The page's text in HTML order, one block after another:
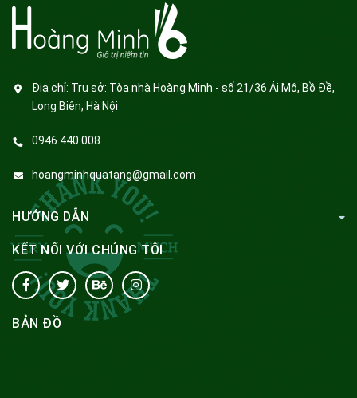
Địa chỉ: Trụ sở: Tòa nhà Hoàng Minh - số 21/36 Ái Mộ, Bồ Đề,
Long Biên, Hà Nội
0946 440 008
hoangminhquatang@gmail.com
HƯỚNG DẪN
KẾT NỐI VỚI CHÚNG TÔI
BẢN ĐỒ